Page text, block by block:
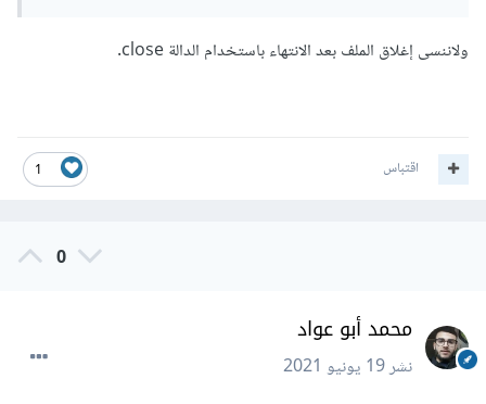
ولاننسى إغلاق الملف بعد الانتهاء باستخدام الدالة close.
1 اقتباس
0
محمد أبو عواد
نشر19 يونيو 2021